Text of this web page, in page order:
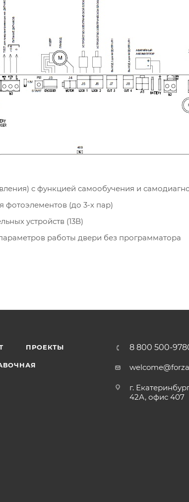
с функцией самообучения и
(до 3-х пар)
устройств (13В)
работы двери без программатора
двери к системам АПС и КСБ
ПРОЕКТЫ 8 800 500-
г.
42А, офис 407